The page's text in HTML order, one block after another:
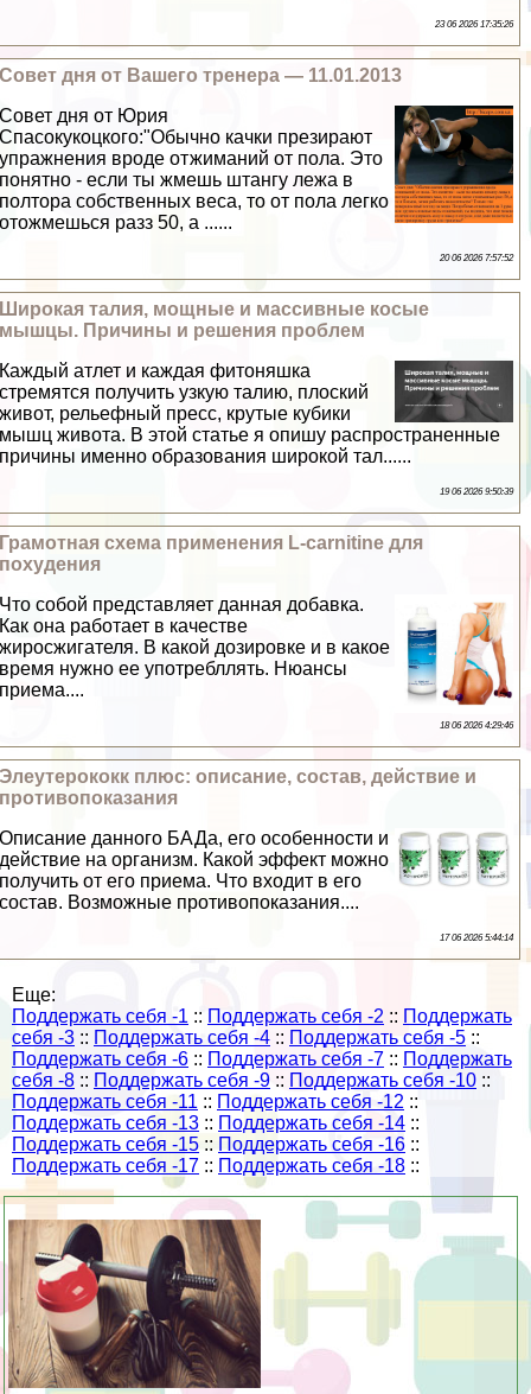
23 06 2026 17:35:26
Совет дня от Вашего тренера — 11.01.2013
Совет дня от Юрия
Спасокукоцкого:"Обычно качки презирают
упражнения вроде отжиманий от пола. Это
понятно - если ты жмешь штангу лежа в
полтора собственных веса, то от пола легко
отожмешься разз 50, а ......
20 06 2026 7:57:52
Широкая талия, мощные и массивные косые
мышцы. Причины и решения проблем
Каждый атлет и каждая фитоняшка
стремятся получить узкую талию, плоский
живот, рельефный пресс, крутые кубики
мышц живота. В этой статье я опишу распространенные
причины именно образования широкой тал......
19 06 2026 9:50:39
Грамотная схема применения L-carnitine для
похудения
Что собой представляет данная добавка.
Как она работает в качестве
жиросжигателя. В какой дозировке и в какое
время нужно ее употрeбллять. Нюансы
приема....
18 06 2026 4:29:46
Элеутерококк плюс: описание, состав, действие и
противопоказания
Описание данного БАДа, его особенности и
действие на организм. Какой эффект можно
получить от его приема. Что входит в его
состав. Возможные противопоказания....
17 06 2026 5:44:14
Еще:
Поддержать себя -1 :: Поддержать себя -2 :: Поддержать
себя -3 :: Поддержать себя -4 :: Поддержать себя -5 ::
Поддержать себя -6 :: Поддержать себя -7 :: Поддержать
себя -8 :: Поддержать себя -9 :: Поддержать себя -10 ::
Поддержать себя -11 :: Поддержать себя -12 ::
Поддержать себя -13 :: Поддержать себя -14 ::
Поддержать себя -15 :: Поддержать себя -16 ::
Поддержать себя -17 :: Поддержать себя -18 ::